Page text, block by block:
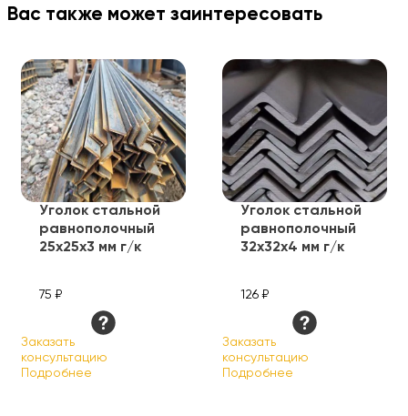
Вас также может заинтересовать
Уголок стальной
равнополочный
25х25х3 мм г/к
75 ₽
Заказать
консультацию
Подробнее
Уголок стальной
равнополочный
32х32х4 мм г/к
126 ₽
Заказать
консультацию
Подробнее